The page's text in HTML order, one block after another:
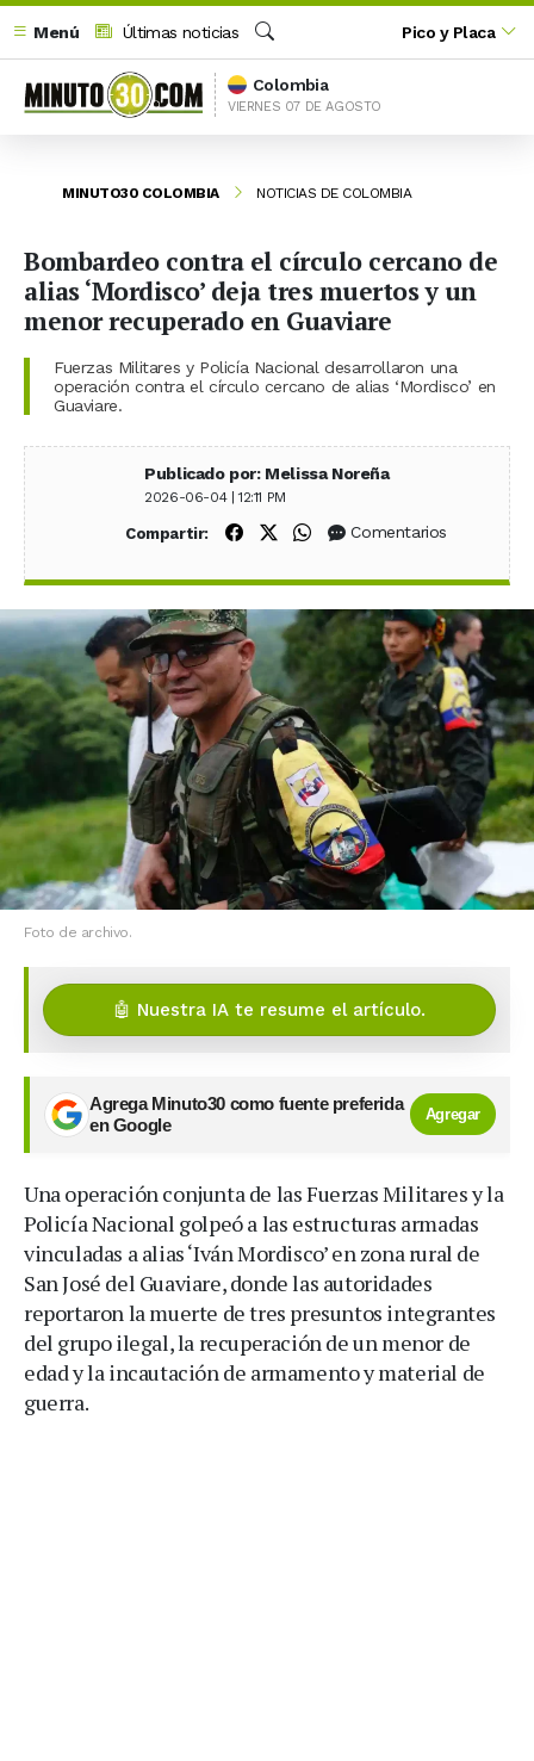
Menú
Últimas noticias
Buscar
Pico y Placa
Colombia
VIERNES 07 DE AGOSTO
MINUTO30 COLOMBIA NOTICIAS DE COLOMBIA
Bombardeo contra el círculo cercano de
alias ‘Mordisco’ deja tres muertos y un
menor recuperado en Guaviare
Fuerzas Militares y Policía Nacional desarrollaron una
operación contra el círculo cercano de alias ‘Mordisco’ en
Guaviare.
Publicado por: Melissa Noreña
2026-06-04 | 12:11 PM
Compartir: Compartir en Facebook
Compartir en X (Twitter)
Compartir en WhatsApp
Comentarios
Foto de archivo.
🤖 Nuestra IA te resume el artículo.
Agrega Minuto30 como fuente preferida
en Google
Agregar
Una operación conjunta de las Fuerzas Militares y la
Policía Nacional golpeó a las estructuras armadas
vinculadas a alias ‘Iván Mordisco’ en zona rural de
San José del Guaviare, donde las autoridades
reportaron la muerte de tres presuntos integrantes
del grupo ilegal, la recuperación de un menor de
edad y la incautación de armamento y material de
guerra.